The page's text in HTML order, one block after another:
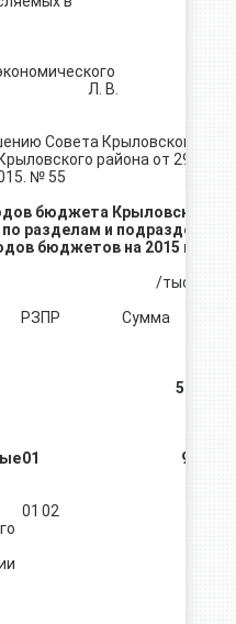
Л. В.
Совета Крыловского
района от 29. 06.
№ 55
бюджета Крыловского
разделам и подразделам
бюджетов на 2015 год.
/тыс. руб./
РЗПР Сумма
50018,1
01 9 922,1
01 02